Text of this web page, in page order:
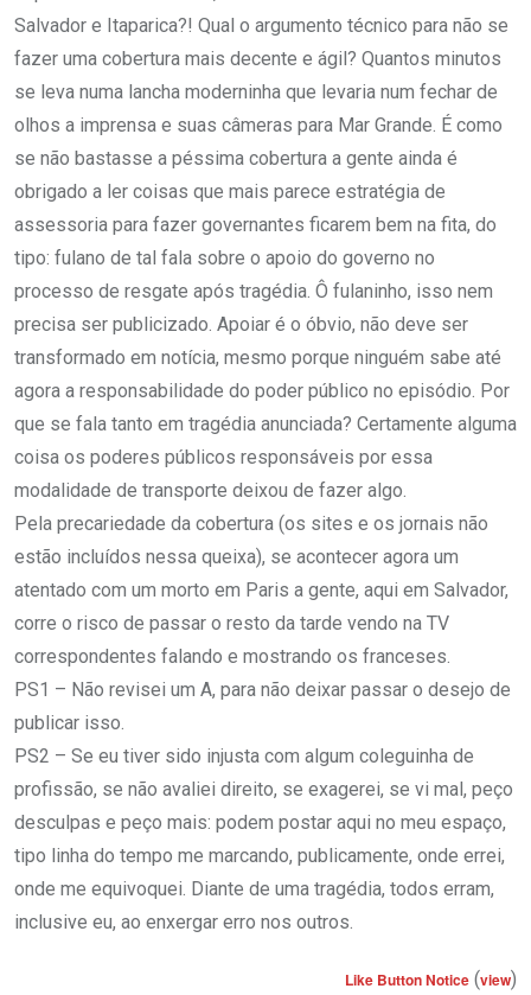
Salvador e Itaparica?! Qual o argumento técnico para não se
fazer uma cobertura mais decente e ágil? Quantos minutos
se leva numa lancha moderninha que levaria num fechar de
olhos a imprensa e suas câmeras para Mar Grande. É como
se não bastasse a péssima cobertura a gente ainda é
obrigado a ler coisas que mais parece estratégia de
assessoria para fazer governantes ficarem bem na fita, do
tipo: fulano de tal fala sobre o apoio do governo no
processo de resgate após tragédia. Ô fulaninho, isso nem
precisa ser publicizado. Apoiar é o óbvio, não deve ser
transformado em notícia, mesmo porque ninguém sabe até
agora a responsabilidade do poder público no episódio. Por
que se fala tanto em tragédia anunciada? Certamente alguma
coisa os poderes públicos responsáveis por essa
modalidade de transporte deixou de fazer algo.
Pela precariedade da cobertura (os sites e os jornais não
estão incluídos nessa queixa), se acontecer agora um
atentado com um morto em Paris a gente, aqui em Salvador,
corre o risco de passar o resto da tarde vendo na TV
correspondentes falando e mostrando os franceses.
PS1 – Não revisei um A, para não deixar passar o desejo de
publicar isso.
PS2 – Se eu tiver sido injusta com algum coleguinha de
profissão, se não avaliei direito, se exagerei, se vi mal, peço
desculpas e peço mais: podem postar aqui no meu espaço,
tipo linha do tempo me marcando, publicamente, onde errei,
onde me equivoquei. Diante de uma tragédia, todos erram,
inclusive eu, ao enxergar erro nos outros.
Like Button Notice (view)